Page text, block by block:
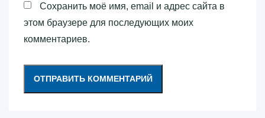
Сохранить моё имя, email и адрес сайта в
этом браузере для последующих моих
комментариев.